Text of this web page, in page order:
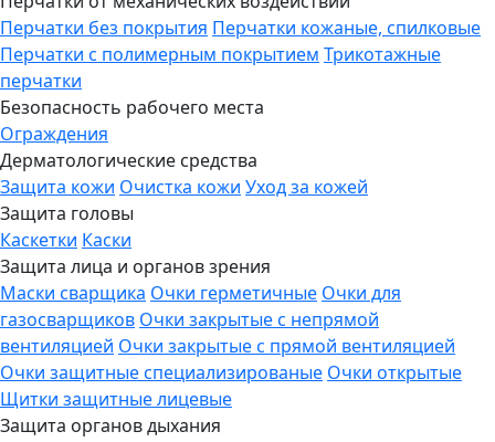
Перчатки без покрытия Перчатки кожаные, спилковые
Перчатки с полимерным покрытием Трикотажные
перчатки
Безопасность рабочего места
Ограждения
Дерматологические средства
Защита кожи Очистка кожи Уход за кожей
Защита головы
Каскетки Каски
Защита лица и органов зрения
Маски сварщика Очки герметичные Очки для
газосварщиков Очки закрытые с непрямой
вентиляцией Очки закрытые с прямой вентиляцией
Очки защитные специализированые Очки открытые
Щитки защитные лицевые
Защита органов дыхания